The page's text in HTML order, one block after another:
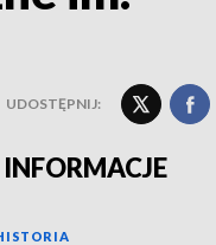
UDOSTĘPNIJ: